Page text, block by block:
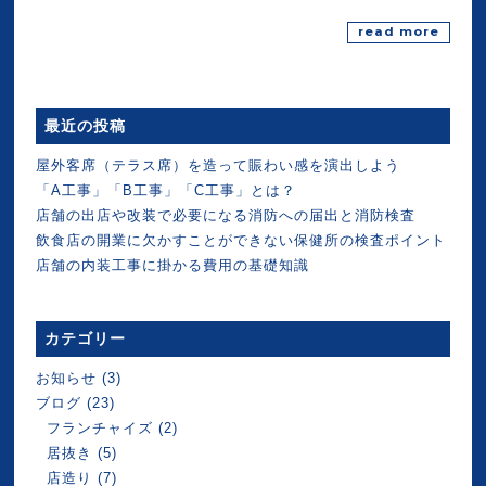
read more
最近の投稿
屋外客席（テラス席）を造って賑わい感を演出しよう
「A工事」「B工事」「C工事」とは？
店舗の出店や改装で必要になる消防への届出と消防検査
飲食店の開業に欠かすことができない保健所の検査ポイント
店舗の内装工事に掛かる費用の基礎知識
カテゴリー
お知らせ (3)
ブログ (23)
フランチャイズ (2)
居抜き (5)
店造り (7)